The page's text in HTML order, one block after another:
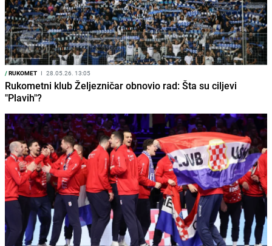
/RUKOMET I 28.05.26. 13:05
Rukometni klub Željezničar obnovio rad: Šta su ciljevi
"Plavih"?